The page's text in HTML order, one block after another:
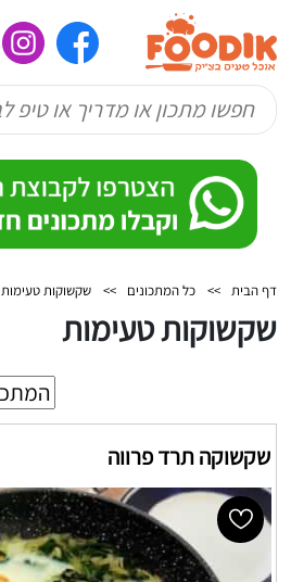
דף הבית >> כל המתכונים >> שקשוקות טעימות
שקשוקות טעימות
שקשוקה תרד פרווה